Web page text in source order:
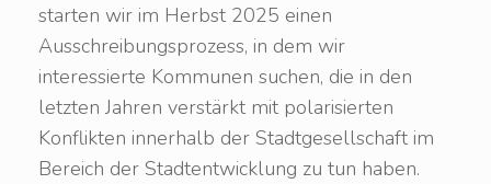
starten wir im Herbst 2025 einen
Ausschreibungsprozess, in dem wir
interessierte Kommunen suchen, die in den
letzten Jahren verstärkt mit polarisierten
Konflikten innerhalb der Stadtgesellschaft im
Bereich der Stadtentwicklung zu tun haben.